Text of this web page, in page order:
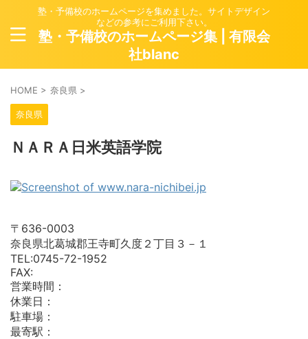
塾・予備校のホームページを集めました。サイトデザイン
などの参考にご利用下さい。
塾・予備校のホームページ集 | 有限会
社blanc
HOME > 奈良県 >
奈良県
ＮＡＲＡ日米英語学院
〒636-0003
奈良県北葛城郡王寺町久度２丁目３－１
TEL:0745-72-1952
FAX:
営業時間：
休業日：
駐車場：
最寄駅：